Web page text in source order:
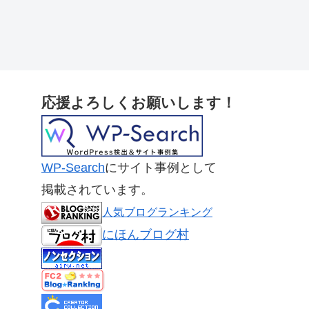
応援よろしくお願いします！
WP-Searchにサイト事例として
掲載されています。
人気ブログランキング
にほんブログ村